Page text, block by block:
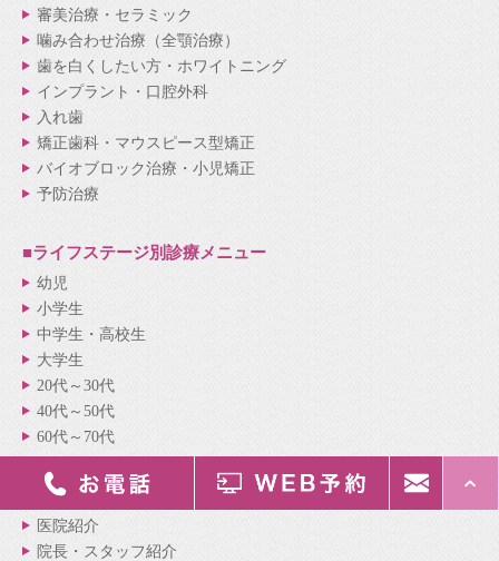
審美治療・セラミック
噛み合わせ治療（全顎治療）
歯を白くしたい方・ホワイトニング
インプラント・口腔外科
入れ歯
矯正歯科・マウスピース型矯正
バイオブロック治療・小児矯正
予防治療
■ライフステージ別診療メニュー
幼児
小学生
中学生・高校生
大学生
20代～30代
40代～50代
60代～70代
■医院紹介 メニュー
医院紹介
院長・スタッフ紹介